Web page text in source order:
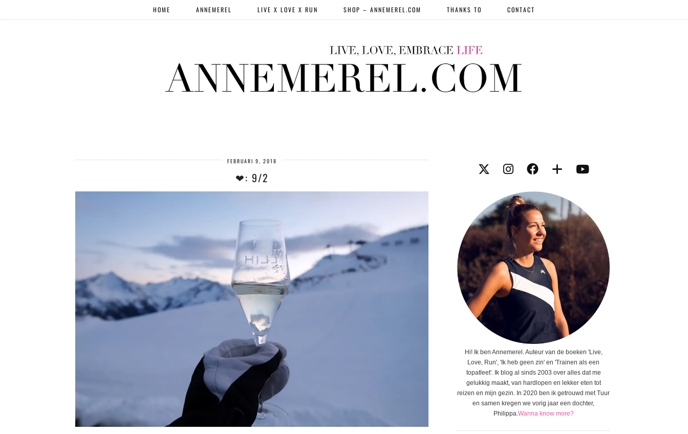
HOME ANNEMEREL LIVE X LOVE X RUN SHOP – ANNEMEREL.COM THANKS TO CONTACT
FEBRUARI 9, 2018
❤: 9/2
Hi! Ik ben Annemerel. Auteur van de boeken 'Live,
Love, Run', 'Ik heb geen zin' en 'Trainen als een
topatleet'. Ik blog al sinds 2003 over alles dat me
gelukkig maakt, van hardlopen en lekker eten tot
reizen en mijn gezin. In 2020 ben ik getrouwd met Tuur
en samen kregen we vorig jaar een dochter,
Philippa.Wanna know more?